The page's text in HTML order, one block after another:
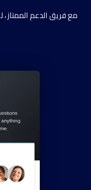
مع فريق الدعم الممتاز